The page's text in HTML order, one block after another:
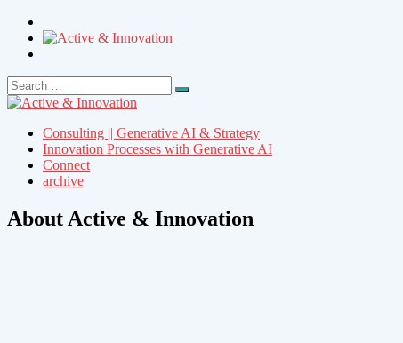
Search
for:
Search
Consulting || Generative AI & Strategy
Innovation Processes with Generative AI
Connect
archive
About Active & Innovation